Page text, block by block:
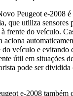
Peugeot e-2008 é
que utiliza sensores
à frente do veículo.
aciona
veículo e evitando
útil em situações
pode ser dividida
e-2008 também